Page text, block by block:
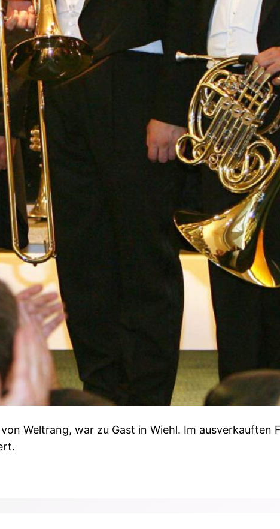
Weltrang, war zu Gast in Wiehl. Im ausverkauften